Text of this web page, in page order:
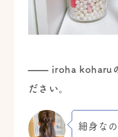
—— iroha koharuの
ださい。
細身な